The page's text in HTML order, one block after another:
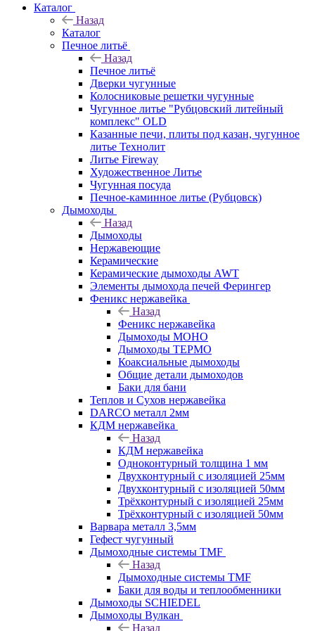
Каталог
Назад
Каталог
Печное литьё
Назад
Печное литьё
Дверки чугунные
Колосниковые решетки чугунные
Чугунное литье "Рубцовский литейный
комплекс" OLD
Казанные печи, плиты под казан, чугунное
литье Технолит
Литье Fireway
Художественное Литье
Чугунная посуда
Печное-каминное литье (Рубцовск)
Дымоходы
Назад
Дымоходы
Нержавеющие
Керамические
Керамические дымоходы AWT
Элементы дымохода печей Ферингер
Феникс нержавейка
Назад
Феникс нержавейка
Дымоходы МОНО
Дымоходы ТЕРМО
Коаксиальные дымоходы
Общие детали дымоходов
Баки для бани
Теплов и Сухов нержавейка
DARCO металл 2мм
КДМ нержавейка
Назад
КДМ нержавейка
Одноконтурный толщина 1 мм
Двухконтурный с изоляцией 25мм
Двухконтурный с изоляцией 50мм
Трёхконтурный с изоляцией 25мм
Трёхконтурный с изоляцией 50мм
Варвара металл 3,5мм
Гефест чугунный
Дымоходные системы TMF
Назад
Дымоходные системы TMF
Баки для воды и теплообменники
Дымоходы SCHIEDEL
Дымоходы Вулкан
Назад